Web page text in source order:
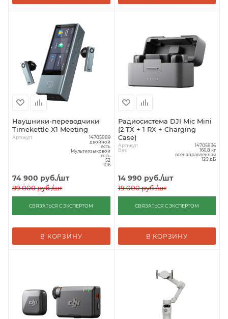
Наушники-переводчики
Timekettle X1 Meeting
Артикул
14705889
двойной
есть
Мультиязыковой
есть
52
106
74 900 руб./шт
89 000руб./шт
СВЯЗАТЬСЯ С ЭКСПЕРТОМ
В КОРЗИНУ
Радиосистема DJI Mic Mini
(2 TX + 1 RX + Charging
Case)
Артикул 14705836
Вес
166.8 кг
всенаправленная
120 дБ
14 990 руб./шт
19 000руб./шт
СВЯЗАТЬСЯ С ЭКСПЕРТОМ
В КОРЗИНУ